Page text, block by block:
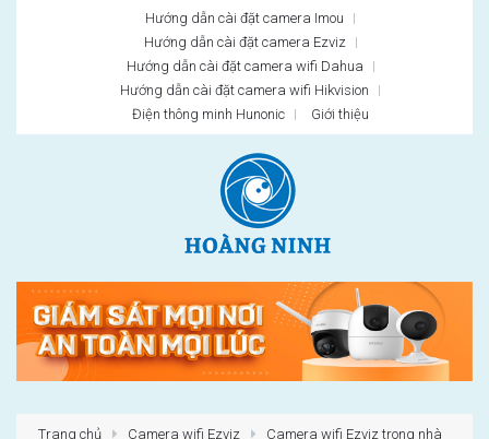
Hướng dẫn cài đặt camera Imou
Hướng dẫn cài đặt camera Ezviz
Hướng dẫn cài đặt camera wifi Dahua
Hướng dẫn cài đặt camera wifi Hikvision
Điện thông minh Hunonic
Giới thiệu
Trang chủ Camera wifi Ezviz
Camera wifi Ezviz trong nhà